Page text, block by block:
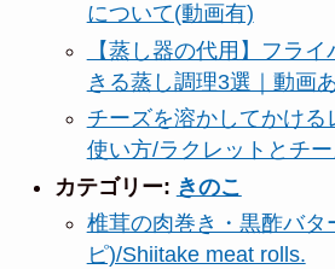
について(動画有)
【蒸し器の代用】フラ
きる蒸し調理3選｜動画
チーズを溶かしてかける
使い方/ラクレットとチ
カテゴリー: きのこ
椎茸の肉巻き・黒酢バタ
ピ)/Shiitake meat rolls.